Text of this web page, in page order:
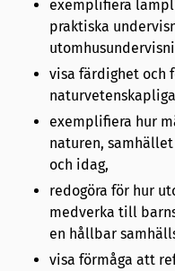
exemplifiera
praktiska
visa färdighet och
exemplifiera hur
naturen,
och idag,
redogöra för hur
medverka till
en hållbar
visa förmåga att